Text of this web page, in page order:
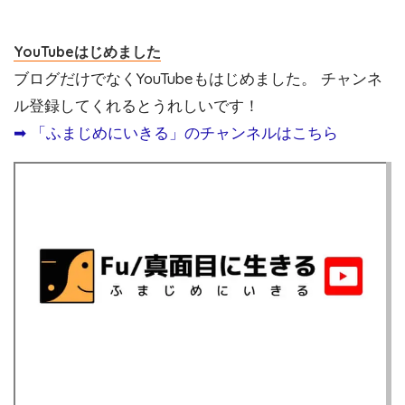
YouTubeはじめました
ブログだけでなくYouTubeもはじめました。 チャンネ
ル登録してくれるとうれしいです！
➡︎ 「ふまじめにいきる」のチャンネルはこちら